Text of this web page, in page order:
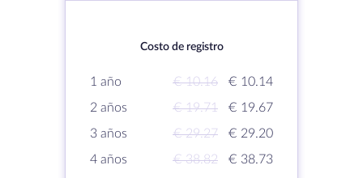
Costo de registro
1 año € 10.16
€ 10.14
2 años
€ 19.71
€ 19.67
3 años
€ 29.27
€ 29.20
4 años
€ 38.82
€ 38.73